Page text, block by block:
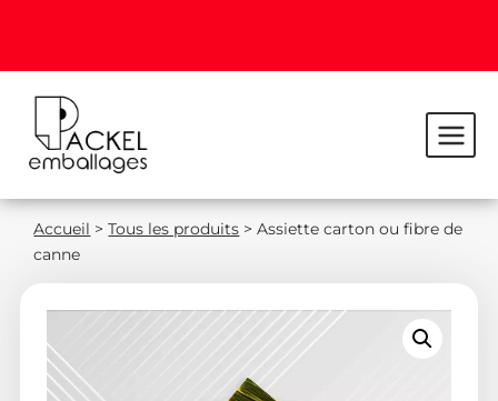
Accueil >Tous les produits >Assiette carton ou fibre de
canne